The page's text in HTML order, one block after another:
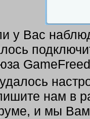
у Вас
нам в
и мы Вам